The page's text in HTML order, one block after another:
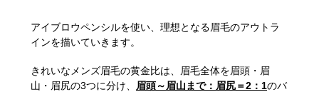
アイブロウペンシルを使い、理想となる眉毛のアウトラ
インを描いていきます。
きれいなメンズ眉毛の黄金比は、眉毛全体を眉頭・眉
山・眉尻の3つに分け、
眉頭～眉山まで：眉尻＝2：1のバ